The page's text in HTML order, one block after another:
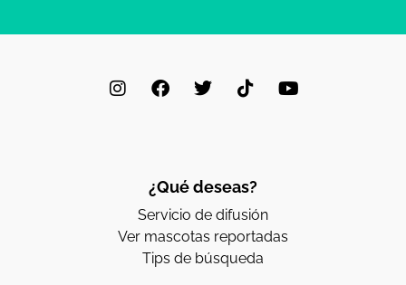
¿Qué deseas?
Servicio de difusión
Ver mascotas reportadas
Tips de búsqueda